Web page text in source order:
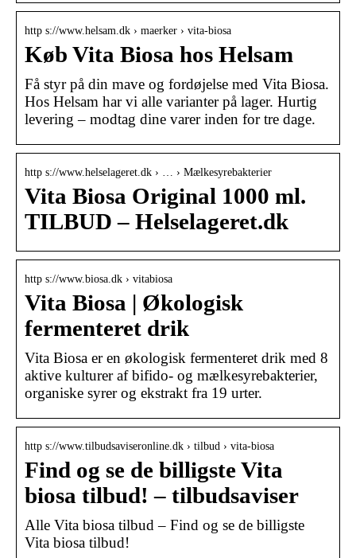
http s://www.helsam.dk › maerker › vita-biosa
Køb Vita Biosa hos Helsam
Få styr på din mave og fordøjelse med Vita Biosa.
Hos Helsam har vi alle varianter på lager. Hurtig
levering – modtag dine varer inden for tre dage.
http s://www.helselageret.dk › … › Mælkesyrebakterier
Vita Biosa Original 1000 ml.
TILBUD – Helselageret.dk
http s://www.biosa.dk › vitabiosa
Vita Biosa | Økologisk
fermenteret drik
Vita Biosa er en økologisk fermenteret drik med 8
aktive kulturer af bifido- og mælkesyrebakterier,
organiske syrer og ekstrakt fra 19 urter.
http s://www.tilbudsaviseronline.dk › tilbud › vita-biosa
Find og se de billigste Vita
biosa tilbud! – tilbudsaviser
Alle Vita biosa tilbud – Find og se de billigste
Vita biosa tilbud!